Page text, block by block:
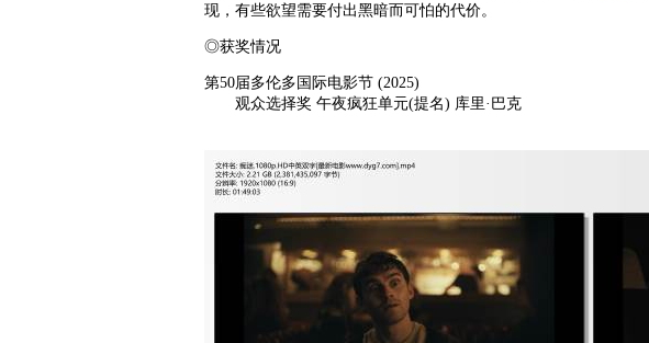
现，有些欲望需要付出黑暗而可怕的代价。
◎获奖情况
第50届多伦多国际电影节 (2025)
观众选择奖 午夜疯狂单元(提名) 库里·巴克